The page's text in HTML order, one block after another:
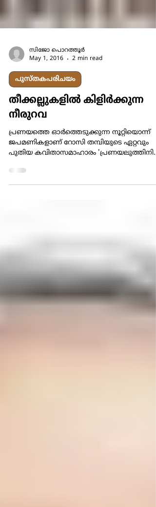
സിജോ പൊറത്തൂര്‍
May 1, 2016
2 min read
പുസ്തകപരിചയം
തീക്കല്ലുകളില്‍ കിളിര്‍ക്കുന്ന
നീരുറവ
പ്രണയത്തെ ഓര്‍ത്തെടുക്കുന്ന നൂറ്റിയൊന്ന്
ജപമണികളാണ് റോസി തമ്പിയുടെ ഏറ്റവും